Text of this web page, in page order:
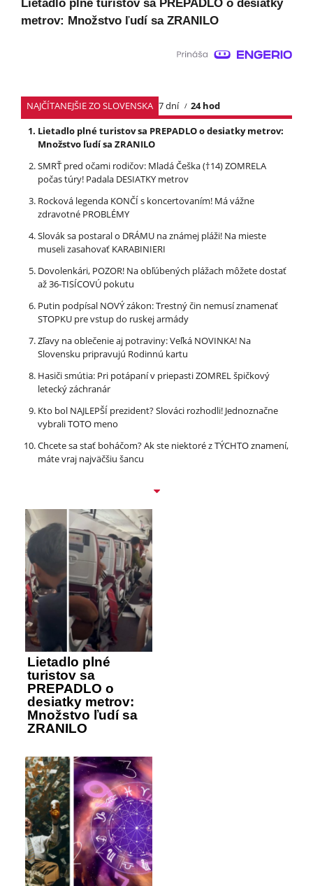
Lietadlo plné turistov sa PREPADLO o desiatky
metrov: Množstvo ľudí sa ZRANILO
NAJČÍTANEJŠIE ZO SLOVENSKA 7 dní
24 hod
Lietadlo plné turistov sa PREPADLO o desiatky metrov:
Množstvo ľudí sa ZRANILO
SMRŤ pred očami rodičov: Mladá Češka (†14) ZOMRELA
počas túry! Padala DESIATKY metrov
Rocková legenda KONČÍ s koncertovaním! Má vážne
zdravotné PROBLÉMY
Slovák sa postaral o DRÁMU na známej pláži! Na mieste
museli zasahovať KARABINIERI
Dovolenkári, POZOR! Na obľúbených plážach môžete dostať
až 36-TISÍCOVÚ pokutu
Putin podpísal NOVÝ zákon: Trestný čin nemusí znamenať
STOPKU pre vstup do ruskej armády
Zľavy na oblečenie aj potraviny: Veľká NOVINKA! Na
Slovensku pripravujú Rodinnú kartu
Hasiči smútia: Pri potápaní v priepasti ZOMREL špičkový
letecký záchranár
Kto bol NAJLEPŠÍ prezident? Slováci rozhodli! Jednoznačne
vybrali TOTO meno
Chcete sa stať boháčom? Ak ste niektoré z TÝCHTO znamení,
máte vraj najväčšiu šancu
Lietadlo plné
turistov sa
PREPADLO o
desiatky metrov:
Množstvo ľudí sa
ZRANILO